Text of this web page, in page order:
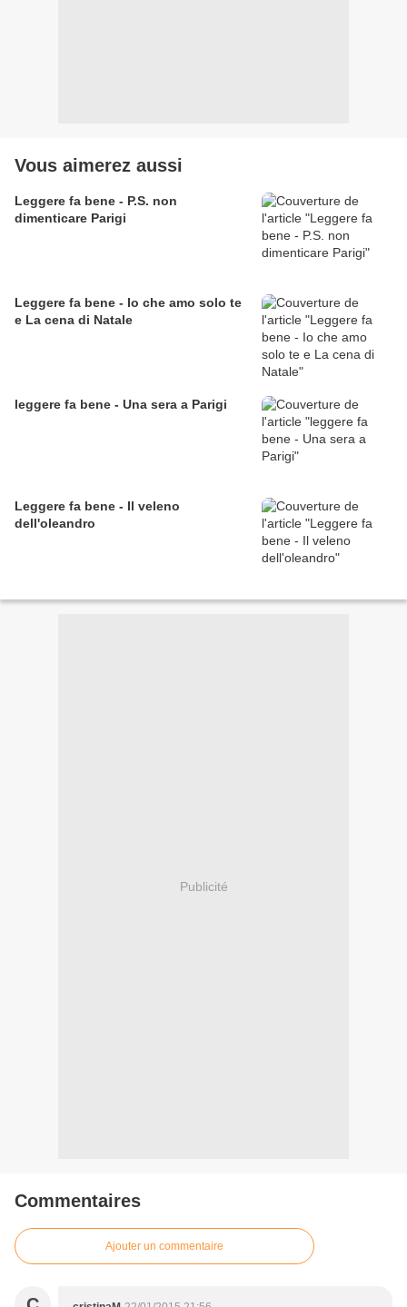
Vous aimerez aussi
Leggere fa bene - P.S. non
dimenticare Parigi
Leggere fa bene - Io che amo solo te
e La cena di Natale
leggere fa bene - Una sera a Parigi
Leggere fa bene - Il veleno
dell'oleandro
Publicité
Commentaires
Ajouter un commentaire